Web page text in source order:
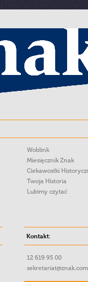
Woblink
Miesięcznik Znak
Ciekawostki
Twoja Historia
Lubimy czytać
Kontakt:
12 619 95 00